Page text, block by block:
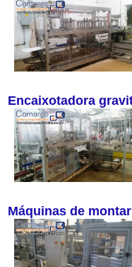
Encaixotadora
Máquinas de